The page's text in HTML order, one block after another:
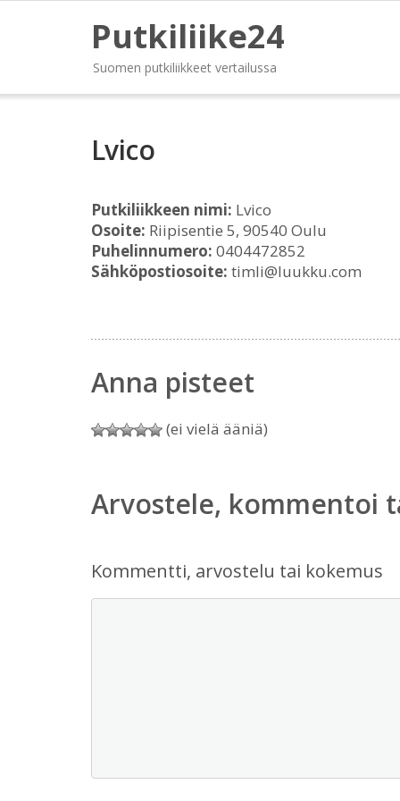
Putkiliike24
Suomen putkiliikkeet vertailussa
Lvico
Putkiliikkeen nimi: Lvico
Osoite: Riipisentie 5, 90540 Oulu
Puhelinnumero: 0404472852
Sähköpostiosoite: timli@luukku.com
Anna pisteet
(ei vielä ääniä)
Arvostele, kommentoi
Kommentti, arvostelu tai kokemus